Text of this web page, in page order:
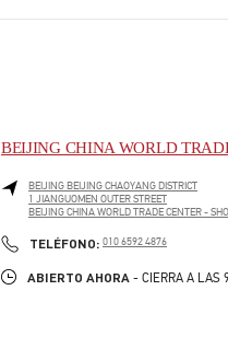
BEIJING CHINA WORLD
BEIJING BEIJINGCHAOYANG DISTRICT
1 JIANGUOMEN OUTER STREET
BEIJING CHINA WORLD TRADE CENTER -
TELÉFONO: PHONE
010 6592 4876
ABIERTO AHORA - CIERRA A LAS